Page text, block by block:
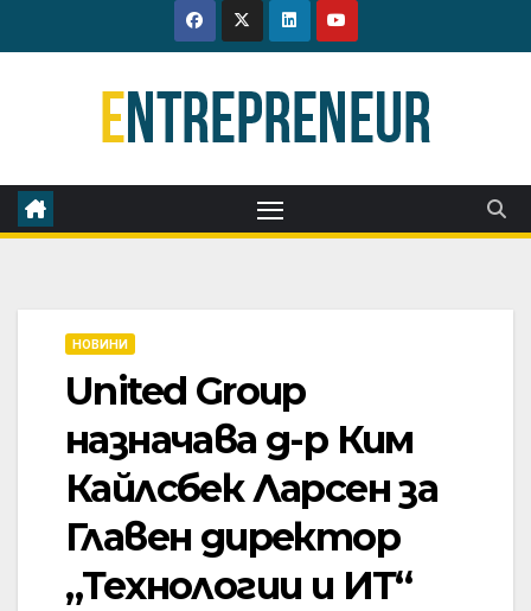
to
НОВИНИ
United Group
назначава д-р Ким
Кайлсбек Ларсен за
Главен директор
„Технологии и ИТ“